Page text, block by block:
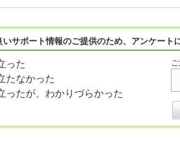
いサポート情報のご提供のため、アンケー
った
たなかった
ったが、わかりづらかった